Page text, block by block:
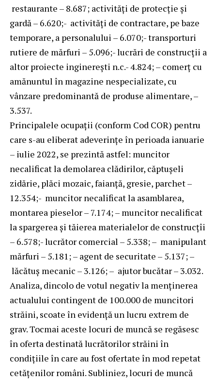
restaurante – 8.687; activități de protecție și
gardă – 6.620;- activități de contractare, pe baze
temporare, a personalului – 6.070;- transporturi
rutiere de mărfuri – 5.096;- lucrări de construcții a
altor proiecte inginerești n.c.- 4.824; – comerț cu
amănuntul în magazine nespecializate, cu
vânzare predominantă de produse alimentare, –
3.537.
Principalele ocupații (conform Cod COR) pentru
care s-au eliberat adeverințe în perioada ianuarie
– iulie 2022, se prezintă astfel: muncitor
necalificat la demolarea clădirilor, căptușeli
zidărie, plăci mozaic, faianță, gresie, parchet –
12.354;- muncitor necalificat la asamblarea,
montarea pieselor – 7.174; – muncitor necalificat
la spargerea și tăierea materialelor de construcțîi
– 6.578;- lucrător comercial – 5.338; – manipulant
mărfuri – 5.181; – agent de securitate – 5.137; –
lăcătuș mecanic – 3.126; – ajutor bucătar – 3.032.
Analiza, dincolo de votul negativ la menținerea
actualului contingent de 100.000 de muncitori
străini, scoate în evidență un lucru extrem de
grav. Tocmai aceste locuri de muncă se regăsesc
în oferta destinată lucrătorilor străini în
condițiile în care au fost ofertate în mod repetat
cetățenilor români. Subliniez, locuri de muncă